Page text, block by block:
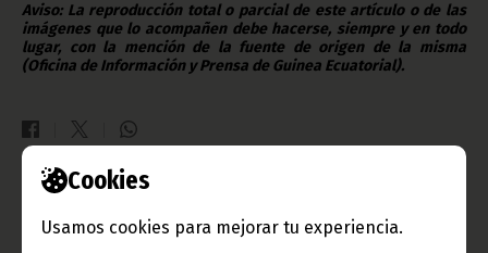
Cookies
Usamos cookies para mejorar tu experiencia.
Aviso: La reproducción total o parcial de este artículo o de las
imágenes que lo acompañen debe hacerse, siempre y en todo
lugar, con la mención de la fuente de origen de la misma
(Oficina de Información y Prensa de Guinea Ecuatorial).